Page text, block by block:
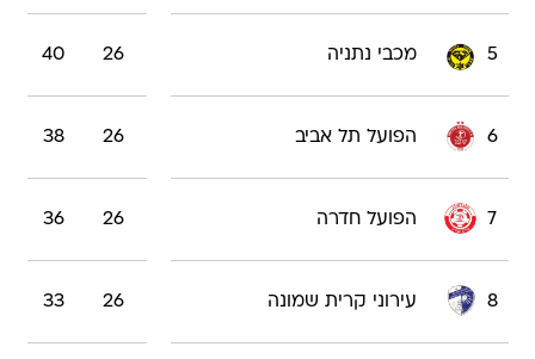
5 מכבי נתניה 26
40
6 הפועל תל אביב 26
38
7 הפועל חדרה 26
36
8 עירוני קרית שמונה 26
33